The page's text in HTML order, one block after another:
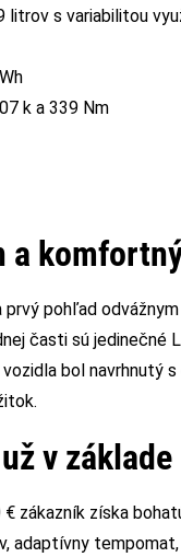
litrov s variabilitou
k a 339 Nm
a
prvý pohľad
časti sú
bol navrhnutý
v základe
zákazník získa
tempomat,